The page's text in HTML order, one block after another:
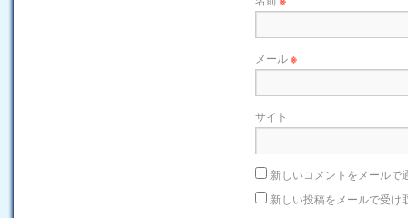
メール※
サイト
新しいコメントをメールで
新しい投稿をメールで受け